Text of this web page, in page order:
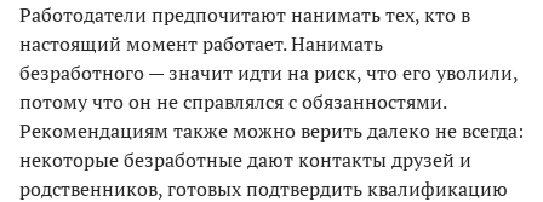
Работодатели предпочитают нанимать тех, кто в
настоящий момент работает. Нанимать
безработного — значит идти на риск, что его уволили,
потому что он не справлялся с обязанностями.
Рекомендациям также можно верить далеко не всегда:
некоторые безработные дают контакты друзей и
родственников, готовых подтвердить квалификацию